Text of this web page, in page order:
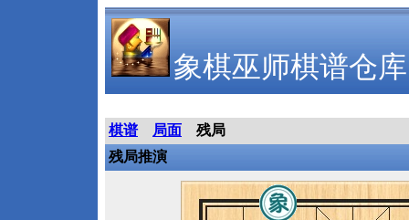
象棋巫师棋谱仓库
棋谱 局面
残局
残局推演